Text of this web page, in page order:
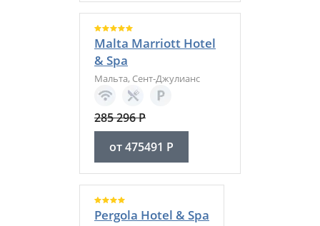
Malta Marriott Hotel
& Spa
Мальта, Сент-Джулианс
285 296Р
от475491 Р
Pergola Hotel & Spa